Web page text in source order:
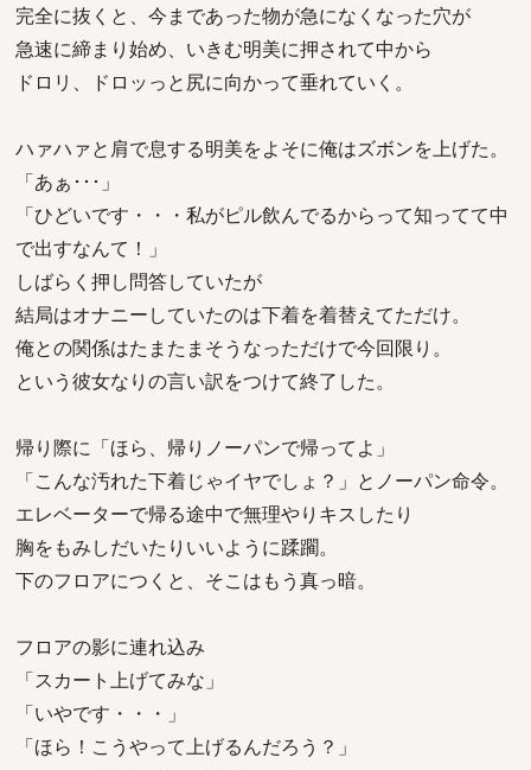
完全に抜くと、今まであった物が急になくなった穴が
急速に締まり始め、いきむ明美に押されて中から
ドロリ、ドロッっと尻に向かって垂れていく。
ハァハァと肩で息する明美をよそに俺はズボンを上げた。
「あぁ･･･」
「ひどいです・・・私がピル飲んでるからって知ってて中
で出すなんて！」
しばらく押し問答していたが
結局はオナニーしていたのは下着を着替えてただけ。
俺との関係はたまたまそうなっただけで今回限り。
という彼女なりの言い訳をつけて終了した。
帰り際に「ほら、帰りノーパンで帰ってよ」
「こんな汚れた下着じゃイヤでしょ？」とノーパン命令。
エレベーターで帰る途中で無理やりキスしたり
胸をもみしだいたりいいように蹂躙。
下のフロアにつくと、そこはもう真っ暗。
フロアの影に連れ込み
「スカート上げてみな」
「いやです・・・」
「ほら！こうやって上げるんだろう？」